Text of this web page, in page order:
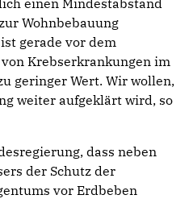
einen Mindestabstand
Wohnbebauung
gerade vor dem
Krebserkrankungen im
geringer Wert. Wir wollen,
weiter aufgeklärt wird, so
dass neben
der Schutz der
vor Erdbeben